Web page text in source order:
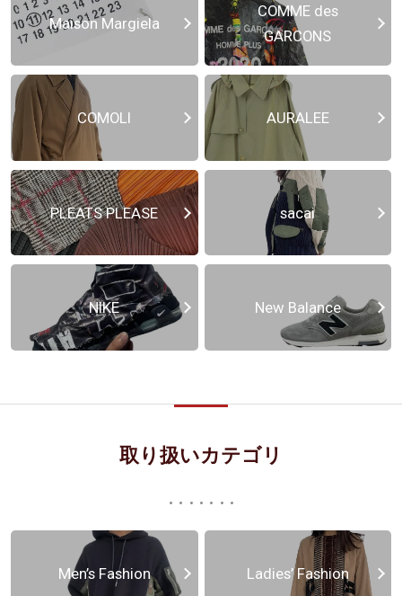
Maison Margiela
COMME des
GARCONS
COMOLI AURALEE
PLEATS PLEASE sacai
NIKE New Balance
取り扱いカテゴリ
Men’s Fashion Ladies’ Fashion